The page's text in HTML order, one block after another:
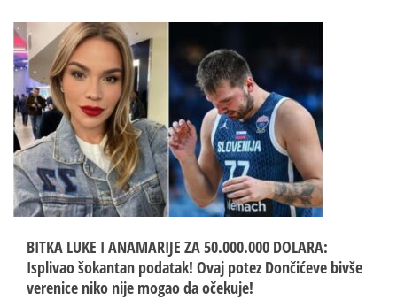
BITKA LUKE I ANAMARIJE ZA 50.000.000 DOLARA:
Isplivao šokantan podatak! Ovaj potez Dončićeve bivše
verenice niko nije mogao da očekuje!